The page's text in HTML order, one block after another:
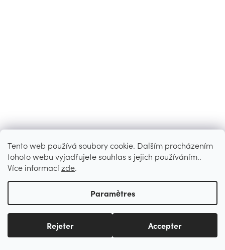
Tento web používá soubory cookie. Dalším procházením
tohoto webu vyjadřujete souhlas s jejich používáním..
Více informacízde.
Paramètres
Rejeter Accepter